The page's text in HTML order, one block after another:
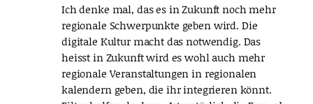
Ich denke mal, das es in Zukunft noch mehr
regionale Schwerpunkte geben wird. Die
digitale Kultur macht das notwendig. Das
heisst in Zukunft wird es wohl auch mehr
regionale Veranstaltungen in regionalen
kalendern geben, die ihr integrieren könnt.